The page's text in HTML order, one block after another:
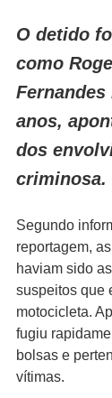
O detido
como
Fernandes
anos,
dos
criminosa.
Segundo
reportagem,
haviam sido
suspeitos que
motocicleta.
fugiu
bolsas e
vítimas.